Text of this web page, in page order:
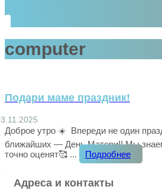
computer
Подари маме праздник!
Доброе утро ☀️ Впереди не один
ближайших — День Матери!! Мы
точно оценят🥰 ...
Подробнее
Адреса и контакты